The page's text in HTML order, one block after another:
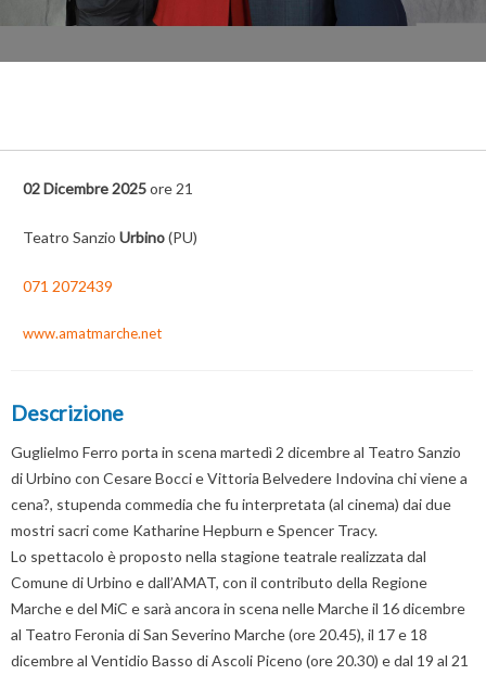
02 Dicembre 2025ore 21
Teatro Sanzio Urbino(PU)
071 2072439
www.amatmarche.net
Descrizione
Guglielmo Ferro porta in scena martedì 2 dicembre al Teatro Sanzio
di Urbino con Cesare Bocci e Vittoria Belvedere Indovina chi viene a
cena?, stupenda commedia che fu interpretata (al cinema) dai due
mostri sacri come Katharine Hepburn e Spencer Tracy.
Lo spettacolo è proposto nella stagione teatrale realizzata dal
Comune di Urbino e dall’AMAT, con il contributo della Regione
Marche e del MiC e sarà ancora in scena nelle Marche il 16 dicembre
al Teatro Feronia di San Severino Marche (ore 20.45), il 17 e 18
dicembre al Ventidio Basso di Ascoli Piceno (ore 20.30) e dal 19 al 21